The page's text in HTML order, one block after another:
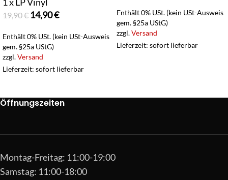
19,90€ 14,90€
Enthält 0% USt. (kein USt-Ausweis
gem. §25a UStG)
zzgl.Versand
Lieferzeit: sofort lieferbar
Enthält 0% USt. (kein USt-Ausweis
gem. §25a UStG)
zzgl.Versand
Lieferzeit: sofort lieferbar
Öffnungszeiten
Montag-Freitag: 11:00-19:00
Samstag: 11:00-18:00